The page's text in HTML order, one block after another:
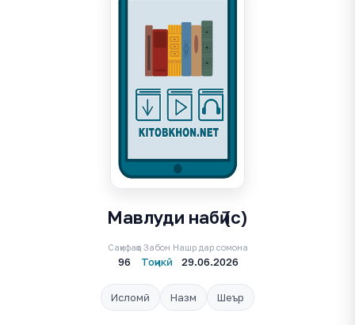
Мавлуди набӣ (с)
Саҳифаҳо
96
Забон
Тоҷикӣ
Нашр дар сомона
29.06.2026
Исломӣ Назм Шеър